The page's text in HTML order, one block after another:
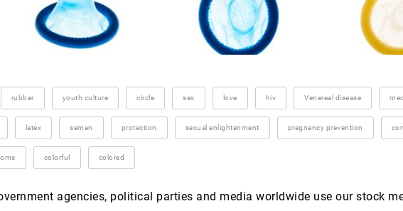
rubber youth culture circle sex love hiv Venereal disease
latex semen protection sexual enlightenment pregnancy prevention
colorful colored
agencies, political parties and media worldwide use our stock